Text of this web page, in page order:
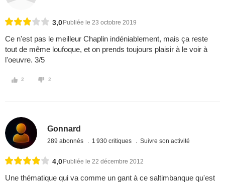
3,0 Publiée le 23 octobre 2019
Ce n'est pas le meilleur Chaplin indéniablement, mais ça reste
tout de même loufoque, et on prends toujours plaisir à le voir à
l'oeuvre. 3/5
2 2
Gonnard
289 abonnés 1 930 critiques Suivre son activité
4,0 Publiée le 22 décembre 2012
Une thématique qui va comme un gant à ce saltimbanque qu'est